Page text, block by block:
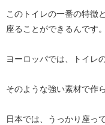
このトイレの一番の特徴
座ることができるんです。
ヨーロッパでは、トイレ
そのような強い素材で作
日本では、うっかり座っ